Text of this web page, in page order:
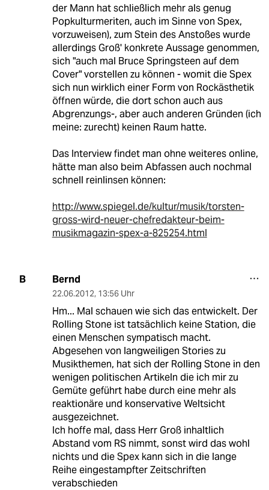
der Mann hat schließlich mehr als genug
Popkulturmeriten, auch im Sinne von Spex,
vorzuweisen), zum Stein des Anstoßes wurde
allerdings Groß' konkrete Aussage genommen,
sich "auch mal Bruce Springsteen auf dem
Cover" vorstellen zu können - womit die Spex
sich nun wirklich einer Form von Rockästhetik
öffnen würde, die dort schon auch aus
Abgrenzungs-, aber auch anderen Gründen (ich
meine: zurecht) keinen Raum hatte.
Das Interview findet man ohne weiteres online,
hätte man also beim Abfassen auch nochmal
schnell reinlinsen können:
http://www.spiegel.de/kultur/musik/torsten-
gross-wird-neuer-chefredakteur-beim-
musikmagazin-spex-a-825254.html
B Bernd
22.06.2012, 13:56 Uhr
Hm... Mal schauen wie sich das entwickelt. Der
Rolling Stone ist tatsächlich keine Station, die
einen Menschen sympatisch macht.
Abgesehen von langweiligen Stories zu
Musikthemen, hat sich der Rolling Stone in den
wenigen politischen Artikeln die ich mir zu
Gemüte geführt habe durch eine mehr als
reaktionäre und konservative Weltsicht
ausgezeichnet.
Ich hoffe mal, dass Herr Groß inhaltlich
Abstand vom RS nimmt, sonst wird das wohl
nichts und die Spex kann sich in die lange
Reihe eingestampfter Zeitschriften
verabschieden